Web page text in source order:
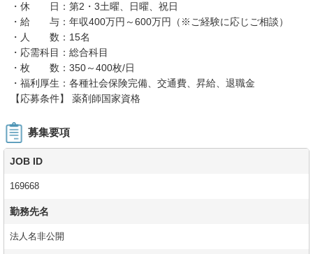
・休 日：第2・3土曜、日曜、祝日
・給 与：年収400万円～600万円（※ご経験に応じご相談）
・人 数：15名
・応需科目：総合科目
・枚 数：350～400枚/日
・福利厚生：各種社会保険完備、交通費、昇給、退職金
【応募条件】 薬剤師国家資格
募集要項
JOB ID
169668
勤務先名
法人名非公開